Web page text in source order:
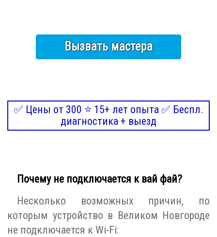
Вызвать мастера
✅ Цены от 300 ⭐ 15+ лет опыта ✅ Беспл.
диагностика + выезд
Почему не подключается к вай фай?
Несколько возможных причин, по
которым устройство в Великом Новгороде
не подключается к Wi-Fi: